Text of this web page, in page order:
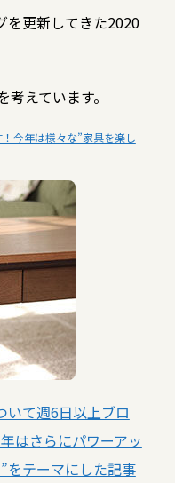
を更新してきた2020
えています。
今年は様々な”家具を楽し
いて週6日以上ブロ
はさらにパワーアッ
をテーマにした記事